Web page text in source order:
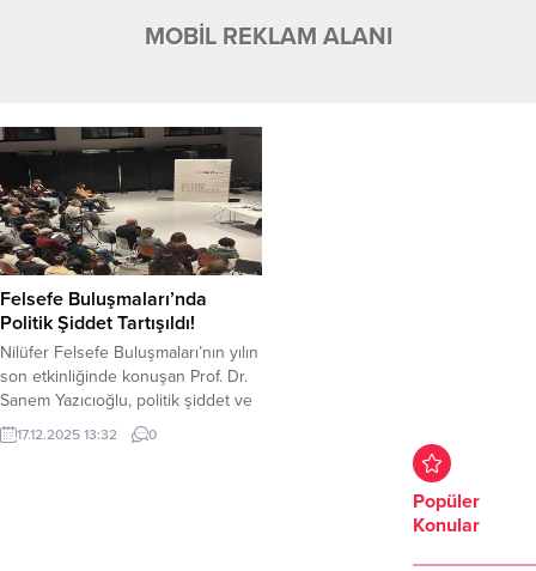
MOBİL REKLAM ALANI
Felsefe Buluşmaları’nda
Politik Şiddet Tartışıldı!
Nilüfer Felsefe Buluşmaları’nın yılın
son etkinliğinde konuşan Prof. Dr.
Sanem Yazıcıoğlu, politik şiddet ve
araçsallık kavramlarını ele aldı.
Yazıcıoğlu, daha çoğulcu bir siyasal
17.12.2025 13:32 0
Popüler
Konular